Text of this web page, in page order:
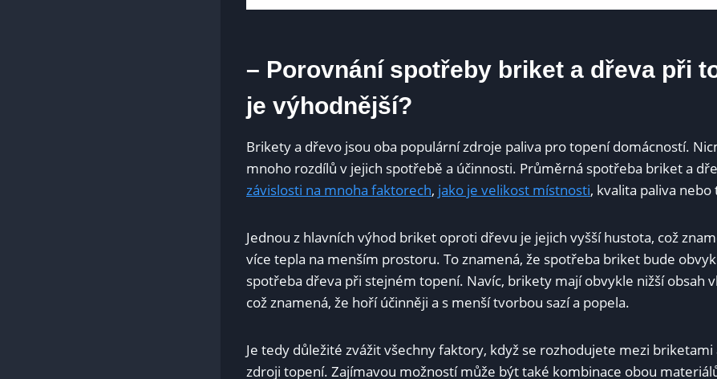
– Porovnání spotřeby briket a dřeva při
je výhodnější?
Brikety a dřevo jsou oba populární zdroje paliva pro topení domácností.
mnoho rozdílů v jejich spotřebě a účinnosti. Průměrná spotřeba briket a
závislosti na mnoha faktorech, jako je velikost místnosti, kvalita paliva nebo
Jednou z hlavních výhod briket oproti dřevu je jejich vyšší hustota, což
více tepla na menším prostoru. To znamená, že spotřeba briket bude
spotřeba dřeva při stejném topení. Navíc, brikety mají obvykle nižší obsah
což znamená, že hoří účinněji a s menší tvorbou sazí a popela.
Je tedy důležité zvážit všechny faktory, když se rozhodujete mezi
zdroji topení. Zajímavou možností může být také kombinace obou